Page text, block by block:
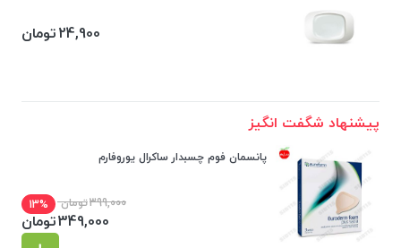
24,900تومان
پیشنهاد شگفت انگیز
پانسمان فوم چسبدار ساکرال یوروفارم
399,000تومان 13%
349,000تومان